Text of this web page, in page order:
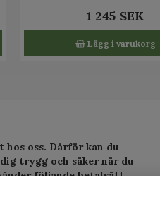
1 245 SEK
Lägg i varukorg
oss. Därför kan du
trygg och säker när du
följande betalsätt.